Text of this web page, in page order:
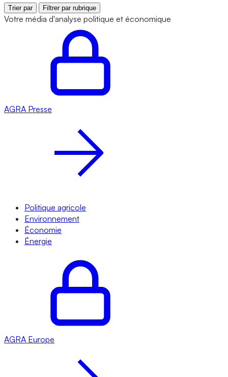
Trier par Filtrer par rubrique
Votre média d'analyse politique et économique
AGRA Presse
Politique agricole
Environnement
Économie
Énergie
AGRA Europe